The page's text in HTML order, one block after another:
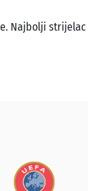
Najbolji